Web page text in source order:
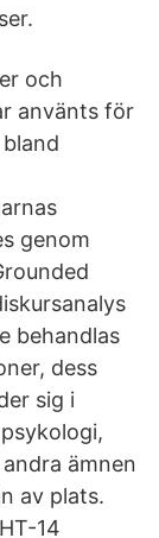
och
använts för
genom
behandlas
dess
sig i
ämnen
av plats.
14